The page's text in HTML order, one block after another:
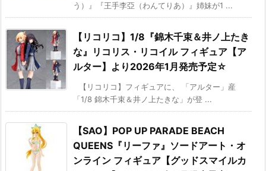
う）』『王手李亞（わんてりあ）』姉妹が1 ...
【リコリコ】1/8『錦木千束＆井ノ上たき
な』リコリス・リコイル フィギュア【ア
ルター】より2026年1月発売予定☆
【リコリコ】フィギュアに、 「アルター」産
「1/8 錦木千束＆井ノ上たきな」が登 ...
【SAO】POP UP PARADE BEACH
QUEENS『リーファ』ソードアート・オ
ンライン フィギュア【グッドスマイルカ